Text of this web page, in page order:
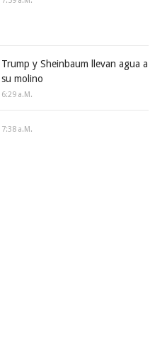
Trump y Sheinbaum llevan agua a
su molino
6:29 A.m.
7:38 A.m.